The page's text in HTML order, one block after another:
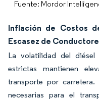
Fuente: Mordor
Inflación de Costos
Escasez de
La volatilidad del diésel
estrictas mantienen
transporte por carretera.
necesarias para el